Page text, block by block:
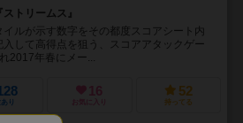
トリームス』
ルが示す数字をその都度スコアシート内
して高得点を狙う、スコアアタックゲー
2017年春にメー...
り
16
お気に入り
52
持ってる